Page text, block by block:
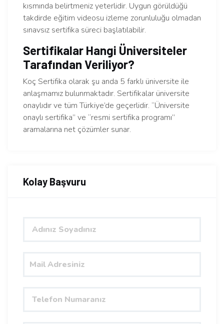
kısmında belirtmeniz yeterlidir. Uygun görüldüğü
takdirde eğitim videosu izleme zorunluluğu olmadan
sınavsız sertifika süreci başlatılabilir.
Sertifikalar Hangi Üniversiteler
Tarafından Veriliyor?
Koç Sertifika olarak şu anda 5 farklı üniversite ile
anlaşmamız bulunmaktadır. Sertifikalar üniversite
onaylıdır ve tüm Türkiye’de geçerlidir. “Üniversite
onaylı sertifika” ve “resmi sertifika programı”
aramalarına net çözümler sunar.
Kolay Başvuru